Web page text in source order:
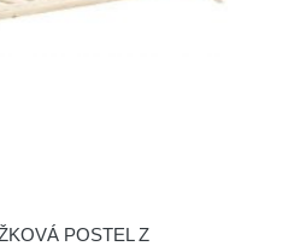
POSTEL Z